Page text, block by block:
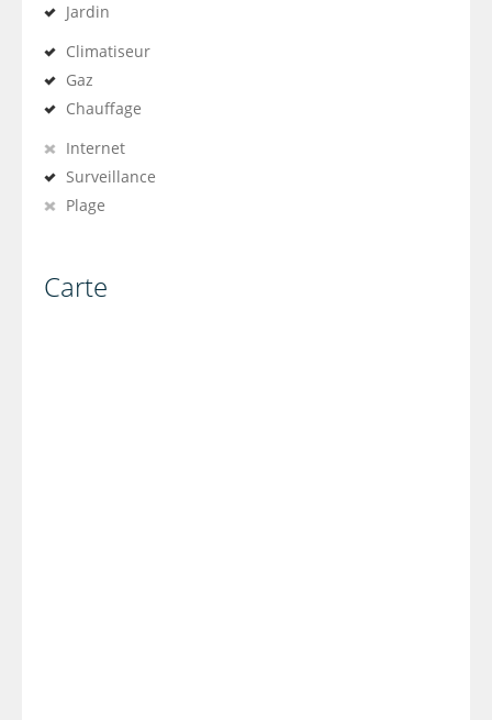
Jardin
Climatiseur
Gaz
Chauffage
Internet
Surveillance
Plage
Carte